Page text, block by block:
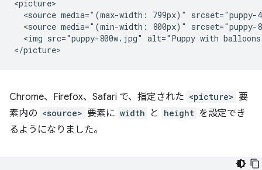
<picture>
<source media="(max-width: 799px)" srcset="puppy-
<source media="(min-width: 800px)" srcset="puppy-
<img src="puppy-800w.jpg" alt="Puppy with
Chrome、Firefox、Safari で、指定された <picture> 要
素内の <source> 要素に width と height を設定でき
るようになりました。